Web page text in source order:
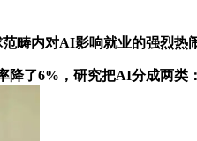
畴内对AI影响就业的强烈热
了6%，研究把AI分成两类